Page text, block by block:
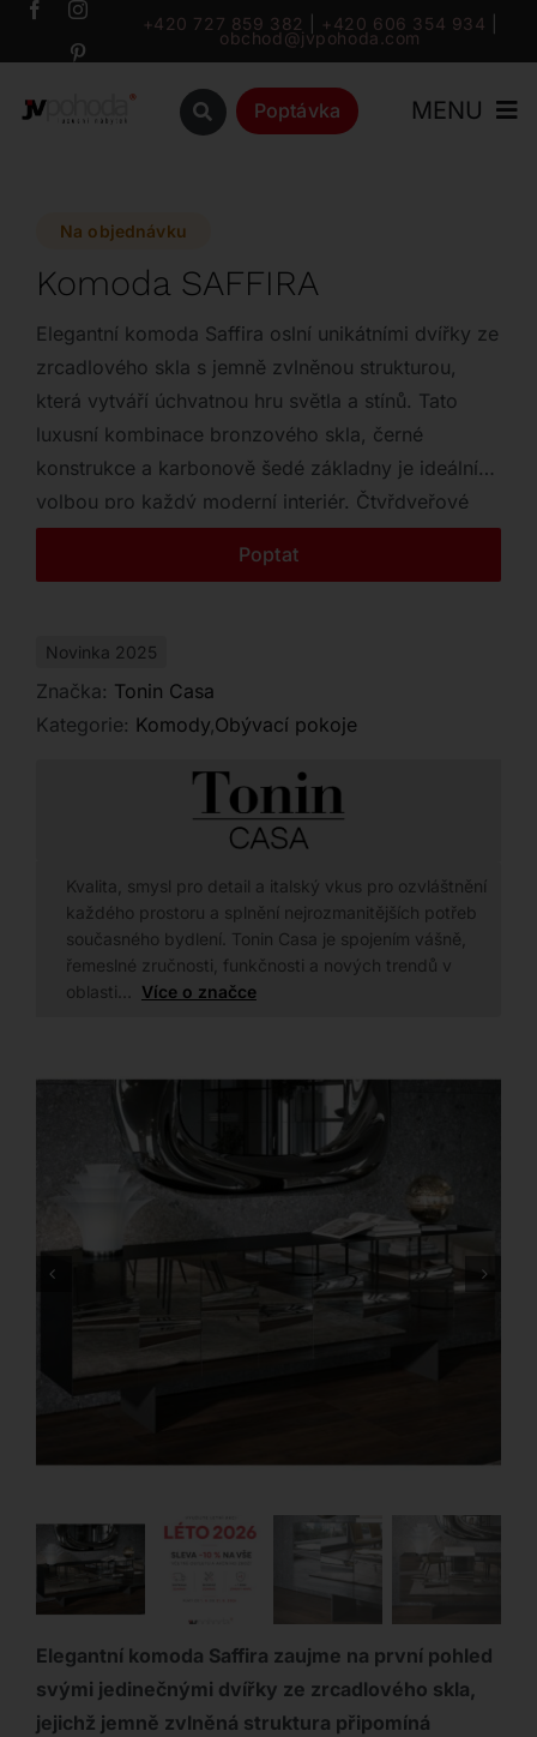
Přeskočit
+420 727 859 382 +420 606 354 934
obchod@jvpohoda.com
Poptávka MENU
Katalog
Značky
Outlet
Kontakt
Na objednávku
Komoda SAFFIRA
Elegantní komoda Saffira oslní unikátními dvířky ze
zrcadlového skla s jemně zvlněnou strukturou,
která vytváří úchvatnou hru světla a stínů. Tato
luxusní kombinace bronzového skla, černé
konstrukce a karbonově šedé základny je ideální
volbou pro každý moderní interiér. Čtyřdveřové
provedení o rozměrech 240 x 45 x 78 cm dodá
vašemu domovu styl i funkčnost.
Poptat
Novinka 2025
Značka: Tonin Casa
Kategorie: Komody,Obývací pokoje
Kvalita, smysl pro detail a italský vkus pro ozvláštnění
každého prostoru a splnění nejrozmanitějších potřeb
současného bydlení. Tonin Casa je spojením vášně,
řemeslné zručnosti, funkčnosti a nových trendů v
oblasti… Více o značce
Elegantní komoda Saffira zaujme na první pohled
svými jedinečnými dvířky ze zrcadlového skla,
jejichž jemně zvlněná struktura připomíná